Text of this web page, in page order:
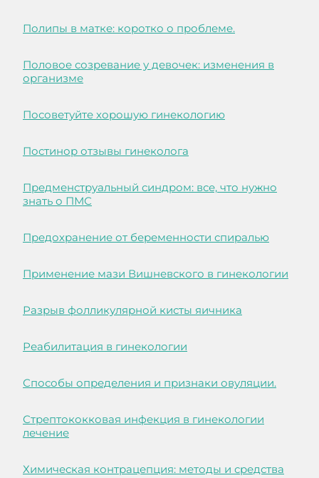
Полипы в матке: коротко о проблеме.
Половое созревание у девочек: изменения в
организме
Посоветуйте хорошую гинекологию
Постинор отзывы гинеколога
Предменструальный синдром: все, что нужно
знать о ПМС
Предохранение от беременности спиралью
Применение мази Вишневского в гинекологии
Разрыв фолликулярной кисты яичника
Реабилитация в гинекологии
Способы определения и признаки овуляции.
Стрептококковая инфекция в гинекологии
лечение
Химическая контрацепция: методы и средства